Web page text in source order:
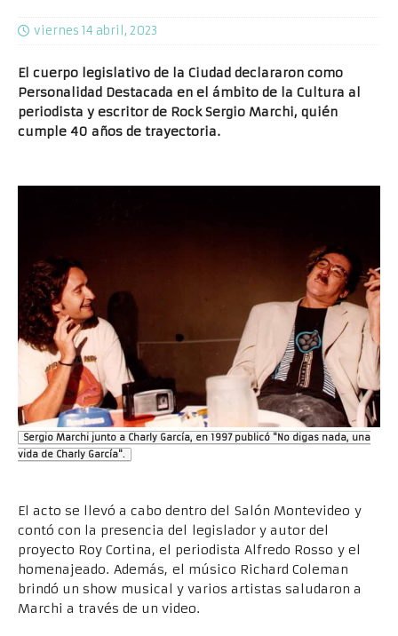
viernes 14 abril, 2023
El cuerpo legislativo de la Ciudad declararon como
Personalidad Destacada en el ámbito de la Cultura al
periodista y escritor de Rock Sergio Marchi, quién
cumple 40 años de trayectoria.
Sergio Marchi junto a Charly García, en 1997 publicó "No digas nada, una
vida de Charly García".
El acto se llevó a cabo dentro del Salón Montevideo y
contó con la presencia del legislador y autor del
proyecto Roy Cortina, el periodista Alfredo Rosso y el
homenajeado. Además, el músico Richard Coleman
brindó un show musical y varios artistas saludaron a
Marchi a través de un video.